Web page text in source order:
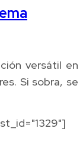
versátil en
Si sobra, se